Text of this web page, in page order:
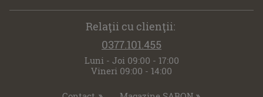
Relaţii cu clienţii:
0377.101.455
Luni - Joi 09:00 - 17:00
Vineri 09:00 - 14:00